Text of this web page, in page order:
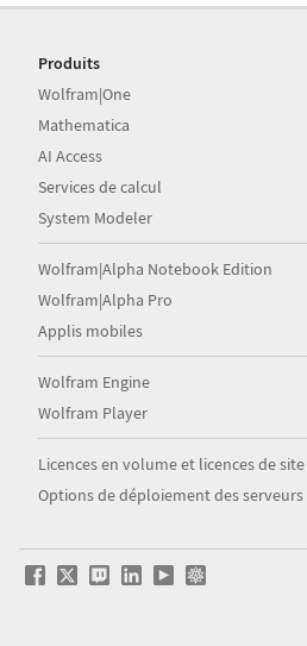
Produits
Wolfram|One
Mathematica
AI Access
Services de calcul
System Modeler
Wolfram|Alpha Notebook Edition
Wolfram|Alpha Pro
Applis mobiles
Wolfram Engine
Wolfram Player
Licences en volume et licences de site
Options de déploiement des serveurs